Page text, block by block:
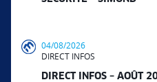
04/08/2026
DIRECT INFOS
DIRECT INFOS – AOÛT